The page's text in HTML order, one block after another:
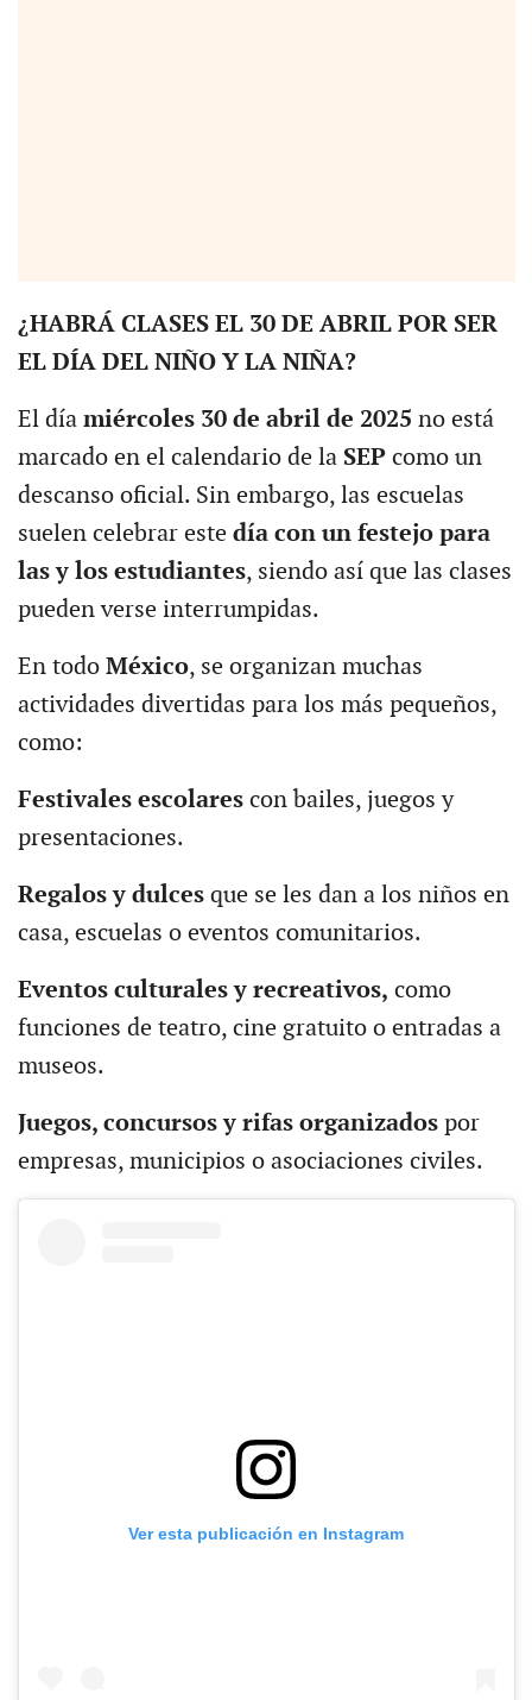
¿HABRÁ CLASES EL 30 DE ABRIL POR SER
EL DÍA DEL NIÑO Y LA NIÑA?
El día miércoles 30 de abril de 2025 no está
marcado en el calendario de la SEP como un
descanso oficial. Sin embargo, las escuelas
suelen celebrar estedía con un festejo para
las y los estudiantes, siendo así que las clases
pueden verse interrumpidas.
En todo México, se organizan muchas
actividades divertidas para los más pequeños,
como:
Festivales escolarescon bailes, juegos y
presentaciones.
Regalos y dulces que se les dan a los niños en
casa, escuelas o eventos comunitarios.
Eventos culturales y recreativos, como
funciones de teatro, cine gratuito o entradas a
museos.
Juegos, concursos y rifas organizados por
empresas, municipios o asociaciones civiles.
Ver esta publicación en Instagram